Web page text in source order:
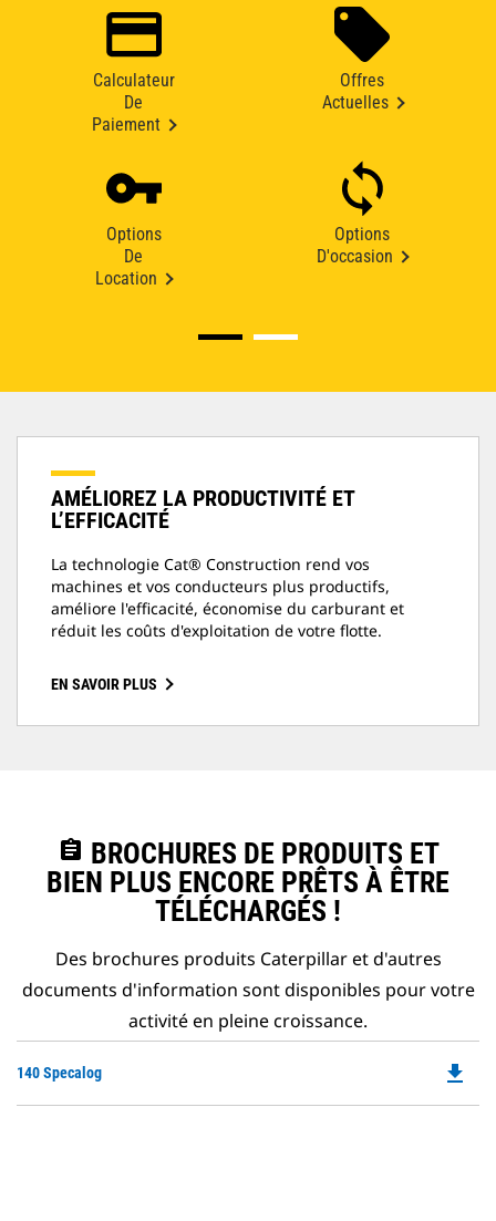
Calculateur
De
Paiement
Offres
Actuelles
Options
De
Location
Options
D'occasion
AMÉLIOREZ LA PRODUCTIVITÉ ET
L’EFFICACITÉ
La technologie Cat® Construction rend vos
machines et vos conducteurs plus productifs,
améliore l'efficacité, économise du carburant et
réduit les coûts d'exploitation de votre flotte.
EN SAVOIR PLUS
assignment BROCHURES DE PRODUITS ET
BIEN PLUS ENCORE PRÊTS À ÊTRE
TÉLÉCHARGÉS !
Des brochures produits Caterpillar et d'autres
documents d'information sont disponibles pour votre
activité en pleine croissance.
140 Specalog file_download